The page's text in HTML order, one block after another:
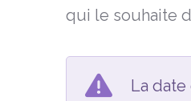
qui le souhaite
La date